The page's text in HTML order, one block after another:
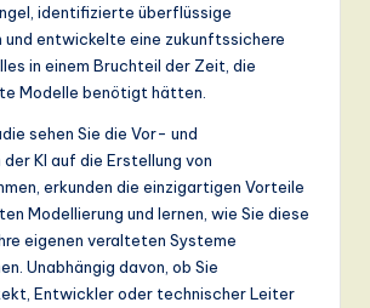
identifizierte überflüssige
und entwickelte eine zukunftssichere
in einem Bruchteil der Zeit, die
Modelle benötigt hätten.
sehen Sie die Vor- und
KI auf die Erstellung von
erkunden die einzigartigen Vorteile
Modellierung und lernen, wie Sie diese
eigenen veralteten Systeme
Unabhängig davon, ob Sie
Entwickler oder technischer Leiter